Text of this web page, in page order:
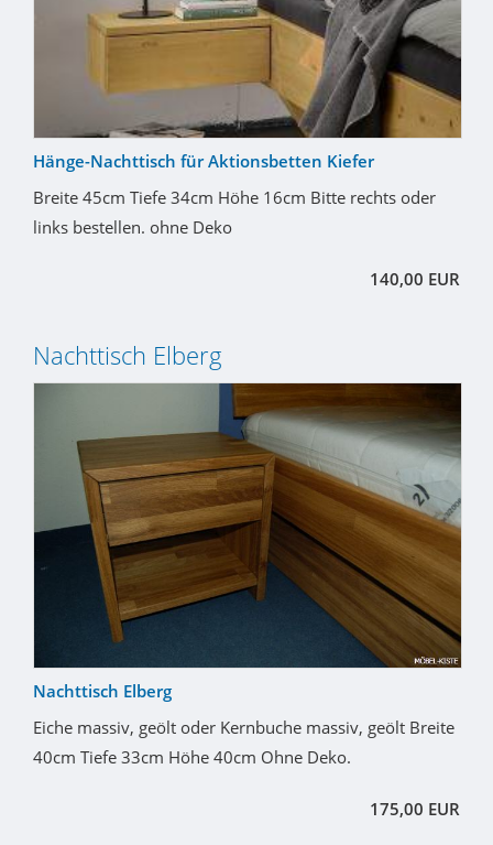
Hänge-Nachttisch für Aktionsbetten Kiefer
Breite 45cm Tiefe 34cm Höhe 16cm Bitte rechts oder
links bestellen. ohne Deko
140,00 EUR
Nachttisch Elberg
Nachttisch Elberg
Eiche massiv, geölt oder Kernbuche massiv, geölt Breite
40cm Tiefe 33cm Höhe 40cm Ohne Deko.
175,00 EUR